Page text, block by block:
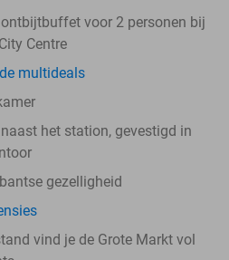
voor 2 personen bij
Centre
multideals
het station, gevestigd in
gezelligheid
vind je de Grote Markt vol